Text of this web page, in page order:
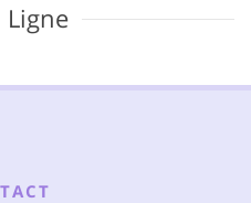
Ligne